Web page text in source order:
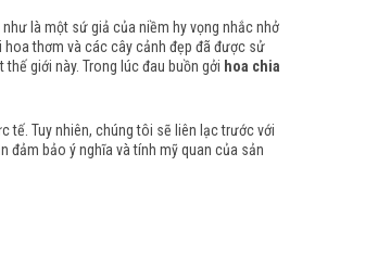
như là một sứ giả của niềm hy vọng nhắc nhở
thơm và các cây cảnh đẹp đã được sử
thế giới này. Trong lúc đau buồn gởi hoa chia
tế. Tuy nhiên, chúng tôi sẽ liên lạc trước với
đảm bảo ý nghĩa và tính mỹ quan của sản